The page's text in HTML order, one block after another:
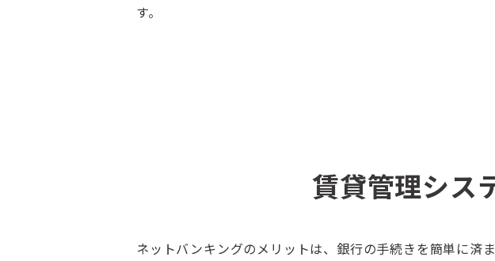
す。
賃貸管理シス
ネットバンキングのメリットは、銀行の手続きを簡単に済